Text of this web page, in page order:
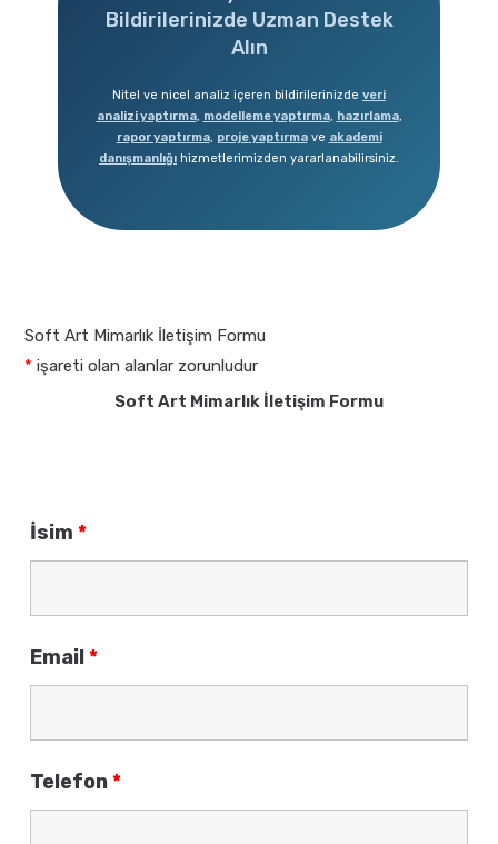
Bildirilerinizde Uzman Destek
Alın
Nitel ve nicel analiz içeren bildirilerinizde veri
analizi yaptırma, modelleme yaptırma, hazırlama,
rapor yaptırma, proje yaptırmave akademi
danışmanlığı hizmetlerimizden yararlanabilirsiniz.
Soft Art Mimarlık İletişim Formu
* işareti olan alanlar zorunludur
Soft Art Mimarlık İletişim Formu
İsim*
Email*
Telefon*